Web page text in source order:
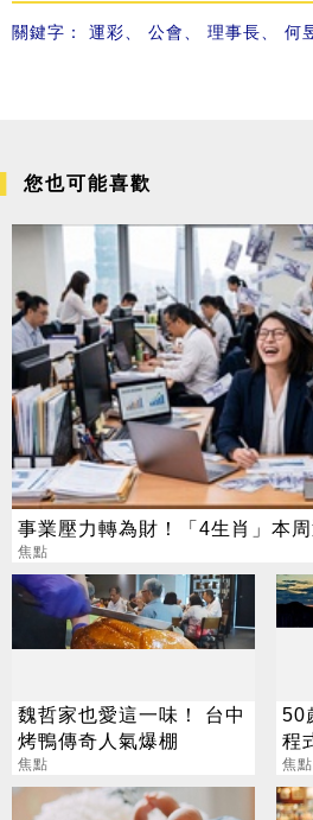
關鍵字： 運彩、 公會、 理事長、 何
您也可能喜歡
事業壓力轉為財！「4生肖」本
焦點
魏哲家也愛這一味！ 台中
烤鴨傳奇人氣爆棚
焦點
50
程
普
焦點